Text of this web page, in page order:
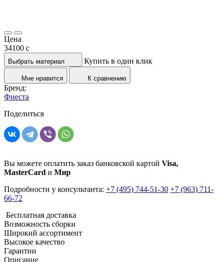
Цена
34100 c
Выбрать материал Купить в один клик
Мне нравится К сравнению
Бренд:
Фиеста
Поделиться
Вы можете оплатить заказ банковской картой Visa,
MasterCard и Мир
Подробности у консультанта: +7 (495) 744-51-30 +7 (963) 711-
66-72
Бесплатная доставка
Возможность сборки
Широкий ассортимент
Высокое качество
Гарантии
Описание